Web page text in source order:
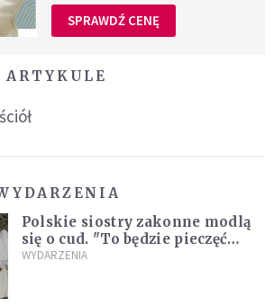
SPRAWDŹ CENĘ
Polskie siostry zakonne modlą
się o cud. "To będzie pieczęć
Pana Boga dla naszej wiary"
WYDARZENIA